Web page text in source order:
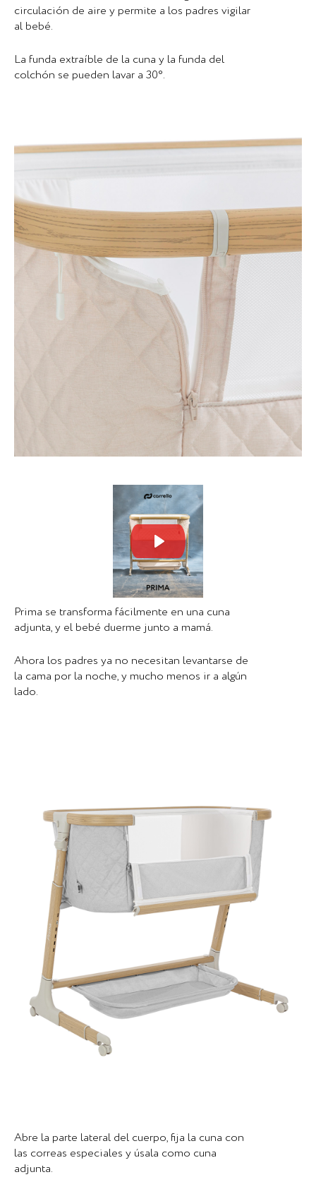
circulación de aire y permite a los padres vigilar
al bebé.
La funda extraíble de la cuna y la funda del
colchón se pueden lavar a 30°.
Mute
Prima se transforma fácilmente en una cuna
adjunta, y el bebé duerme junto a mamá.
Ahora los padres ya no necesitan levantarse de
la cama por la noche, y mucho menos ir a algún
lado.
Abre la parte lateral del cuerpo, fija la cuna con
las correas especiales y úsala como cuna
adjunta.